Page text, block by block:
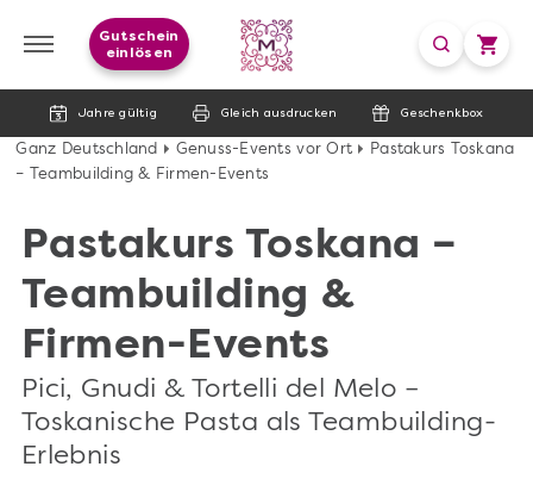
Jahre gültig Gleich ausdrucken Geschenkbox
Gutschein
einlösen
Ganz Deutschland Genuss-Events vor Ort
Pastakurs Toskana
– Teambuilding & Firmen-Events
Pastakurs Toskana –
Teambuilding &
Firmen-Events
Pici, Gnudi & Tortelli del Melo –
Toskanische Pasta als Teambuilding-
Erlebnis